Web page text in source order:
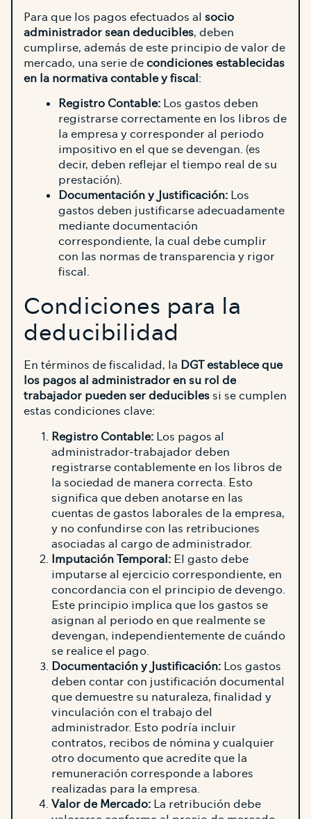
Para que los pagos efectuados al socio
administrador sean deducibles, deben
cumplirse, además de este principio de valor de
mercado, una serie decondiciones establecidas
en la normativa contable y fiscal:
Registro Contable: Los gastos deben
registrarse correctamente en los libros de
la empresa y corresponder al periodo
impositivo en el que se devengan. (es
decir, deben reflejar el tiempo real de su
prestación).
Documentación y Justificación: Los
gastos deben justificarse adecuadamente
mediante documentación
correspondiente, la cual debe cumplir
con las normas de transparencia y rigor
fiscal.
Condiciones para la
deducibilidad
En términos de fiscalidad, la DGT establece que
los pagos al administrador en su rol de
trabajador pueden ser deducibles si se cumplen
estas condiciones clave:
Registro Contable: Los pagos al
administrador-trabajador deben
registrarse contablemente en los libros de
la sociedad de manera correcta. Esto
significa que deben anotarse en las
cuentas de gastos laborales de la empresa,
y no confundirse con las retribuciones
asociadas al cargo de administrador.
Imputación Temporal: El gasto debe
imputarse al ejercicio correspondiente, en
concordancia con el principio de devengo.
Este principio implica que los gastos se
asignan al periodo en que realmente se
devengan, independientemente de cuándo
se realice el pago.
Documentación y Justificación: Los gastos
deben contar con justificación documental
que demuestre su naturaleza, finalidad y
vinculación con el trabajo del
administrador. Esto podría incluir
contratos, recibos de nómina y cualquier
otro documento que acredite que la
remuneración corresponde a labores
realizadas para la empresa.
Valor de Mercado: La retribución debe